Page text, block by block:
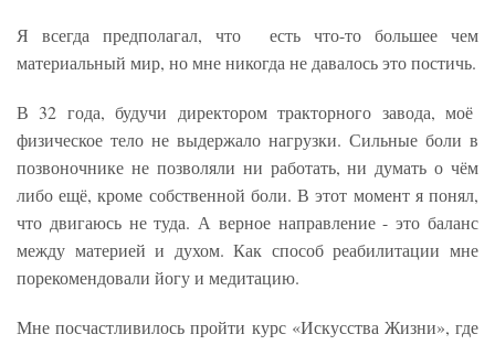
Я всегда предполагал, что есть что-то большее чем
материальный мир, но мне никогда не давалось это постичь.
В 32 года, будучи директором тракторного завода, моё
физическое тело не выдержало нагрузки. Сильные боли в
позвоночнике не позволяли ни работать, ни думать о чём
либо ещё, кроме собственной боли. В этот момент я понял,
что двигаюсь не туда. А верное направление - это баланс
между материей и духом. Как способ реабилитации мне
порекомендовали йогу и медитацию.
Мне посчастливилось пройти курс «Искусства Жизни», где